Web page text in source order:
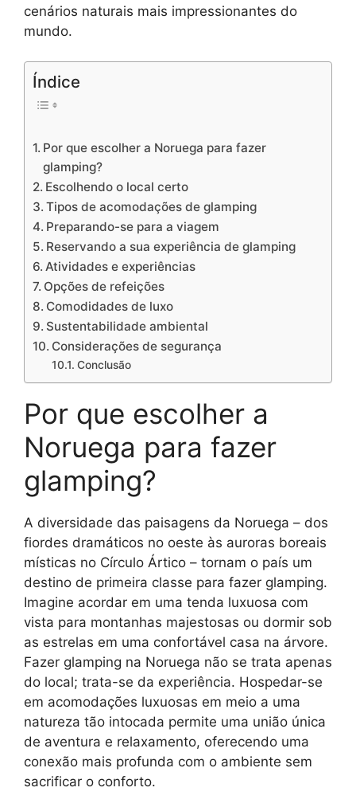
cenários naturais mais impressionantes do
mundo.
Índice
Por que escolher a Noruega para fazer
glamping?
Escolhendo o local certo
Tipos de acomodações de glamping
Preparando-se para a viagem
Reservando a sua experiência de glamping
Atividades e experiências
Opções de refeições
Comodidades de luxo
Sustentabilidade ambiental
Considerações de segurança
Conclusão
Por que escolher a
Noruega para fazer
glamping?
A diversidade das paisagens da Noruega – dos
fiordes dramáticos no oeste às auroras boreais
místicas no Círculo Ártico – tornam o país um
destino de primeira classe para fazer glamping.
Imagine acordar em uma tenda luxuosa com
vista para montanhas majestosas ou dormir sob
as estrelas em uma confortável casa na árvore.
Fazer glamping na Noruega não se trata apenas
do local; trata-se da experiência. Hospedar-se
em acomodações luxuosas em meio a uma
natureza tão intocada permite uma união única
de aventura e relaxamento, oferecendo uma
conexão mais profunda com o ambiente sem
sacrificar o conforto.